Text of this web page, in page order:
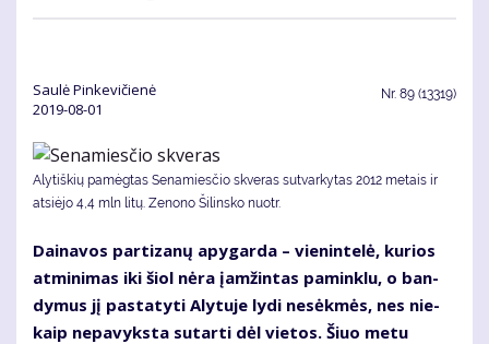
Saulė Pinkevičienė
2019-08-01
Nr. 89 (13319)
Alytiškių pamėgtas Senamiesčio skveras sutvarkytas 2012 metais ir
atsiėjo 4,4 mln litų. Ze­no­no Ši­lins­ko nuotr.
Dai­na­vos par­ti­za­nų apy­gar­da – vie­nin­te­lė, ku­rios
at­mi­ni­mas iki šiol nė­ra įam­žin­tas pa­min­klu, o ban­
dy­mus jį pa­sta­ty­ti Aly­tu­je ly­di ne­sėk­mės, nes nie­
kaip ne­pa­vyks­ta su­tar­ti dėl vie­tos. Šiuo me­tu